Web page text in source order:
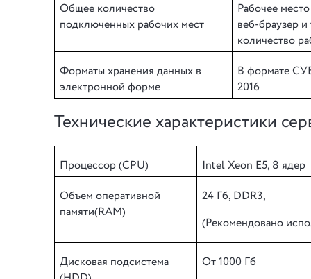
Общее количество
подключенных рабочих мест
Рабочее
веб-браузер
количество
Форматы хранения данных в
электронной форме
В формате
2016
Технические характеристики
Процессор (CPU)
Intel Xeon E5, 8 ядер
Объем оперативной
памяти(RAM)
24 Гб, DDR3,
(Рекомендовано
Дисковая подсистема
От 1000 Гб